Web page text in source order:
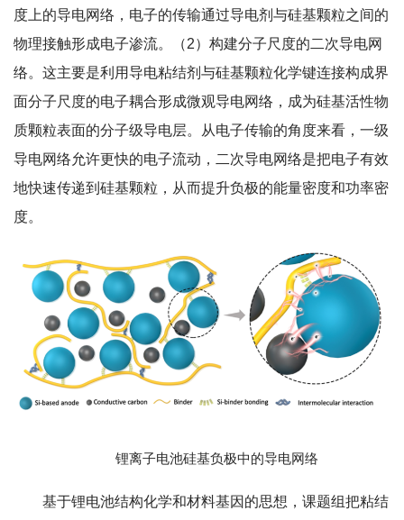
度上的导电网络，电子的传输通过导电剂与硅基颗粒之间的
物理接触形成电子渗流。（2）构建分子尺度的二次导电网
络。这主要是利用导电粘结剂与硅基颗粒化学键连接构成界
面分子尺度的电子耦合形成微观导电网络，成为硅基活性物
质颗粒表面的分子级导电层。从电子传输的角度来看，一级
导电网络允许更快的电子流动，二次导电网络是把电子有效
地快速传递到硅基颗粒，从而提升负极的能量密度和功率密
度。
锂离子电池硅基负极中的导电网络
基于锂电池结构化学和材料基因的思想，课题组把粘结